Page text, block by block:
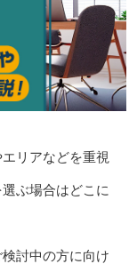
リアなどを重視
ぶ場合はどこに
討中の方に向け